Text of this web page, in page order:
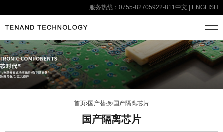
服务热线：0755-82705922-811中文 ENGLISH
首页 国产替换 国产隔离芯片
国产隔离芯片